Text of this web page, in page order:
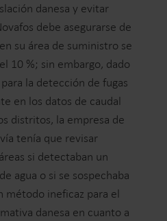
danesa y evitar
debe asegurarse de
su área de suministro se
10 %; sin embargo, dado
la detección de fugas
en los datos de caudal
distritos, la empresa de
tenía que revisar
si detectaban un
agua o si se sospechaba
método ineficaz para el
danesa en cuanto a